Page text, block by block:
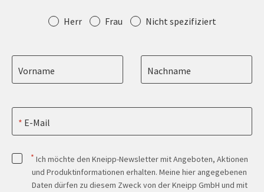
Anrede Herr Frau Nicht spezifiziert
Vorname Nachname
E-Mail
* Ich möchte den Kneipp-Newsletter mit Angeboten, Aktionen
und Produktinformationen erhalten. Meine hier angegebenen
Daten dürfen zu diesem Zweck von der Kneipp GmbH und mit